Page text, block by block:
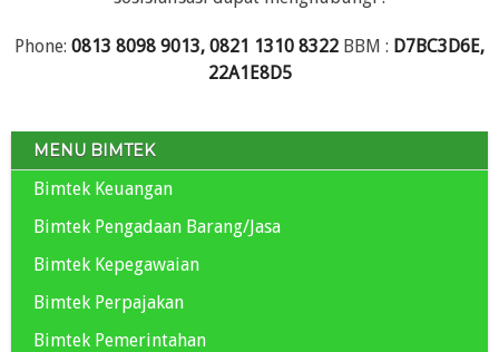
Phone: 0813 8098 9013, 0821 1310 8322 BBM : D7BC3D6E,
22A1E8D5
MENU BIMTEK
Bimtek Keuangan
Bimtek Pengadaan Barang/Jasa
Bimtek Kepegawaian
Bimtek Perpajakan
Bimtek Pemerintahan